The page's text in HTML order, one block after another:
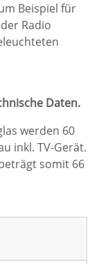
Beispiel für
Radio
Daten.